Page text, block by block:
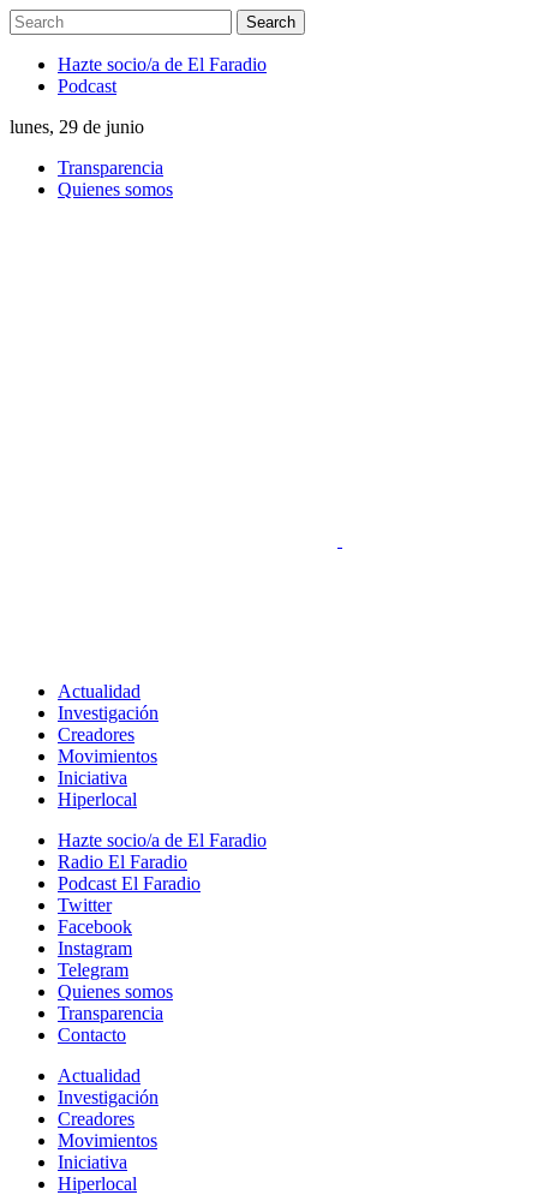
Hazte socio/a de El Faradio
Podcast
lunes, 29 de junio
Transparencia
Quienes somos
Actualidad
Investigación
Creadores
Movimientos
Iniciativa
Hiperlocal
Hazte socio/a de El Faradio
Radio El Faradio
Podcast El Faradio
Twitter
Facebook
Instagram
Telegram
Quienes somos
Transparencia
Contacto
Actualidad
Investigación
Creadores
Movimientos
Iniciativa
Hiperlocal